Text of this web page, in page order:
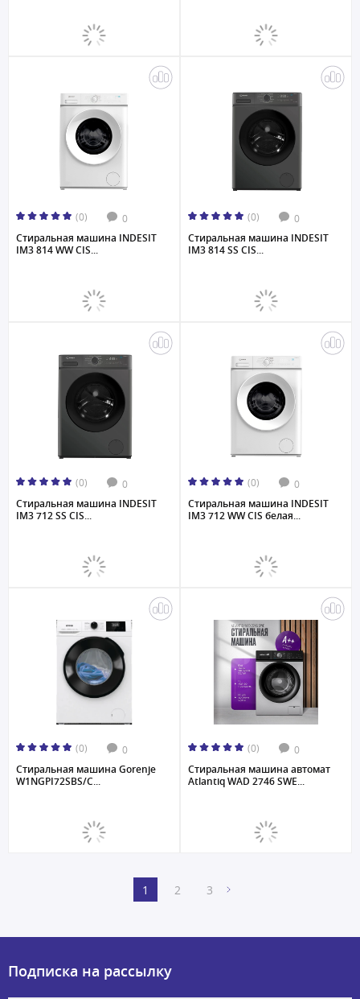
(0) 0
Стиральная машина INDESIT
IM3 814 WW CIS...
(0) 0
Стиральная машина INDESIT
IM3 814 SS CIS...
(0) 0
Стиральная машина INDESIT
IM3 712 SS CIS...
(0) 0
Стиральная машина INDESIT
IM3 712 WW CIS белая...
(0) 0
Стиральная машина Gorenje
W1NGPI72SBS/C...
(0) 0
Стиральная машина автомат
Atlantiq WAD 2746 SWE...
1 2 3
Подписка на рассылку